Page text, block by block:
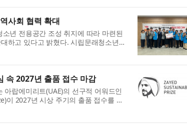
사회 협력 확대
년 전용공간 조성 취지에 따라 마련된
하고 있다고 밝혔다. 시립문래청소년센
이용할 수 있는 청소년 전용공간이
속 2027년 출품 접수 마감
랍에미리트(UAE)의 선구적 어워드인
이 2027년 시상 주기의 출품 접수를 공
자원, 기후 행동, 글로벌 고등학교 ...